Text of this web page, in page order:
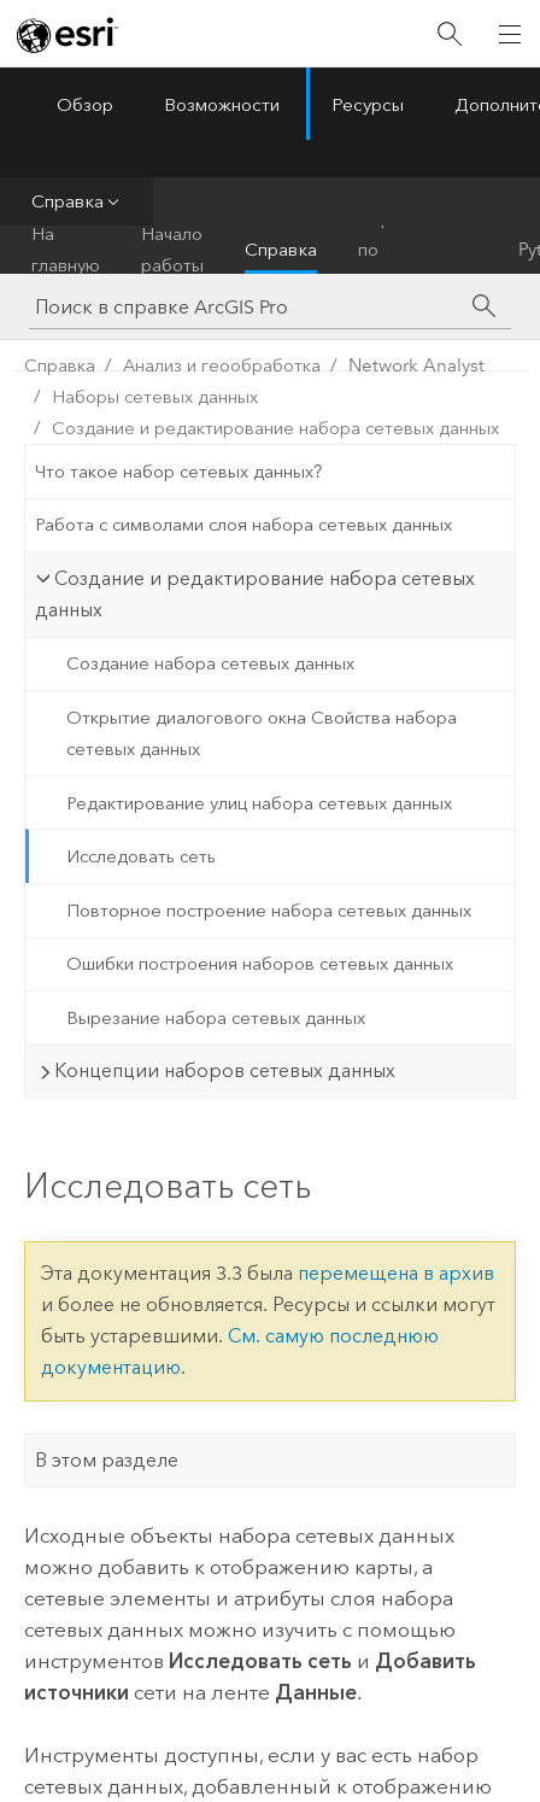
ArcGIS Pro
Обзор Возможности Ресурсы
Справка
На
главную
Начало
работы
Справка
по
инструментам
Справка Анализ и геообработка
Network Analyst
Наборы сетевых данных
Создание и редактирование набора сетевых данных
Что такое набор сетевых данных?
Работа с символами слоя набора сетевых данных
Создание и редактирование набора сетевых
данных
Создание набора сетевых данных
Открытие диалогового окна Свойства набора
сетевых данных
Редактирование улиц набора сетевых данных
Исследовать сеть
Повторное построение набора сетевых данных
Ошибки построения наборов сетевых данных
Вырезание набора сетевых данных
Концепции наборов сетевых данных
Исследовать сеть
Эта документация 3.3 была перемещена в архив
и более не обновляется. Ресурсы и ссылки могут
быть устаревшими. См. самую последнюю
документацию.
В этом разделе
Исходные объекты набора сетевых данных
можно добавить к отображению карты, а
сетевые элементы и атрибуты слоя набора
сетевых данных можно изучить с помощью
инструментов Исследовать сеть и Добавить
источники сети на ленте Данные.
Инструменты доступны, если у вас есть набор
сетевых данных, добавленный к отображению